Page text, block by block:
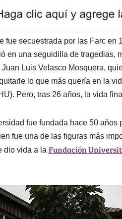
k
e
d
I
n
l
e
a
d
s
fue secuestrada por las Farc
en una seguidilla de tragedias,
Juan Luis Velasco Mosquera,
lo que más quería en la
Pero, tras 26 años, la vida
fue fundada hace 50
fue una de las figuras más
dio vida a la Fundación